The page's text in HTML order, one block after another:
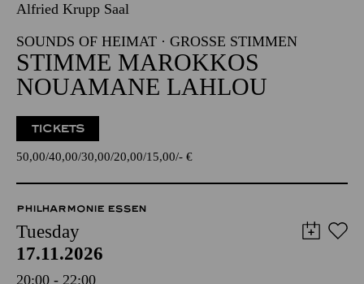
Alfried Krupp Saal
SOUNDS OF HEIMAT · GROSSE STIMMEN
STIMME MAROKKOS
NOUAMANE LAHLOU
TICKETS
50,00 40,00 30,00 20,00 15,00 - €
PHILHARMONIE ESSEN
Tuesday
17.11.2026
20:00 - 22:00